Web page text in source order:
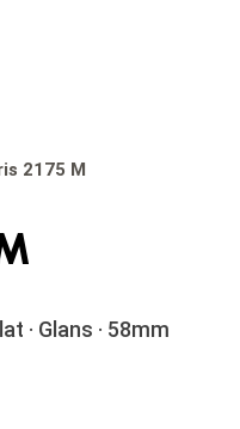
2175 M
· Glans · 58mm